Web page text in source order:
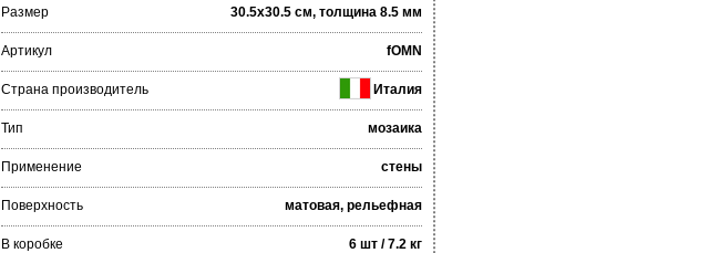
Размер 30.5x30.5 см, толщина 8.5 мм
Артикул fOMN
Страна производитель Италия
Тип мозаика
Применение стены
Поверхность матовая, рельефная
В коробке 6 шт / 7.2 кг